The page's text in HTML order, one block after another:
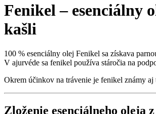
Fenikel – esenciálny
kašli
100 % esenciálny olej Fenikel sa získava
V ajurvéde sa fenikel používa stáročia na
Okrem účinkov na trávenie je fenikel známy
Zloženie esenciálneho oleja